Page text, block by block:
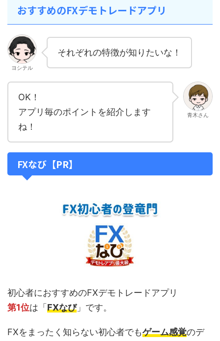
おすすめのFXデモトレードアプリ
ヨシテル
それぞれの特徴が知りたいな！
OK！
アプリ毎のポイントを紹介します
ね！
青木さん
FXなび【PR】
初心者におすすめのFXデモトレードアプリ
第1位は「 FXなび」です。
FXをまったく知らない初心者でもゲーム感覚のデ